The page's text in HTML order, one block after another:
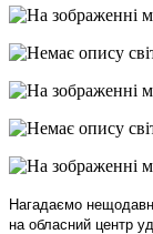
​Нагадаємо
на обласний центр